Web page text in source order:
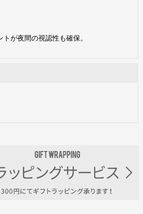
が夜間の視認性も確保。